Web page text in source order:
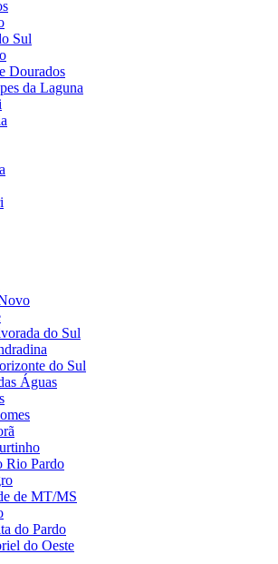
Sul
Dourados
da Laguna
do Sul
do Sul
Águas
Rio Pardo
de MT/MS
do Pardo
do Oeste